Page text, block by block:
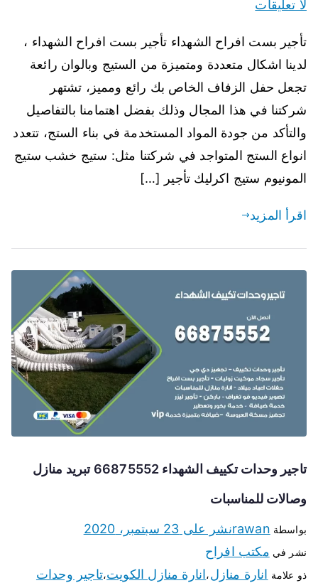
لا تعليقات
تأجير بست افراح الشهداء تأجير بست افراح الشهداء ،
لدينا اشكال متعددة ومتميزة من الستيج وبالوان رائعة
تجعل حفل الزفاف الخاص بك رائع ومميز، تشتهر
شركتنا في هذا المجال وذلك بفضل اهتمامنا بالتفاصيل
والتأكد من جودة المواد المستخدمة في بناء الستج، تتعدد
انواع الستج المتواجد في شركتنا مثل: ستيج خشب ستيج
المونيوم ستيج اكرليك تأجير […]
اقرأ المزيد
تاجير وحدات تكييف الشهداء 66875552 تبريد منازل
وصالات للمناسبات
بواسطة rawanنشر على 23 سبتمبر، 2020
نشر في مكتب افراح
ذو علامة انارة منازل،انارة منازل الكويت،تاجير وحدات